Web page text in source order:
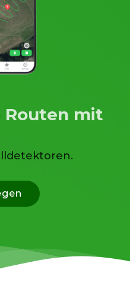
Routen mit